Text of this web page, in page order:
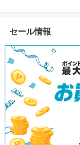
セール情報